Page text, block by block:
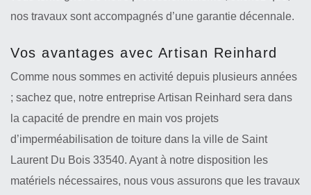
nos travaux sont accompagnés d’une garantie décennale.
Vos avantages avec Artisan Reinhard
Comme nous sommes en activité depuis plusieurs années
; sachez que, notre entreprise Artisan Reinhard sera dans
la capacité de prendre en main vos projets
d’imperméabilisation de toiture dans la ville de Saint
Laurent Du Bois 33540. Ayant à notre disposition les
matériels nécessaires, nous vous assurons que les travaux